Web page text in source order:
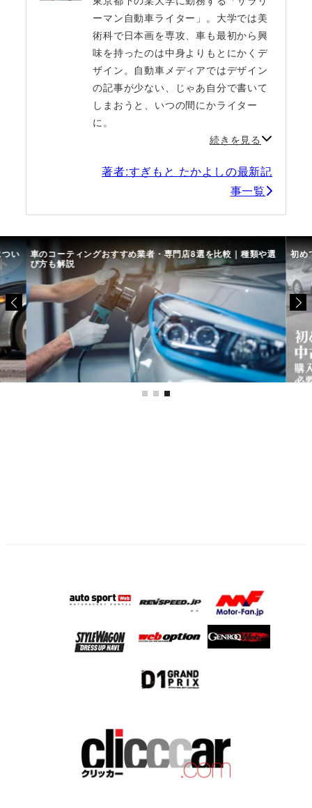
ーマン自動車ライター」。大学では美
術科で日本画を専攻、車も最初から興
味を持ったのは中身よりもとにかくデ
ザイン。自動車メディアではデザイン
の記事が少ない、じゃあ自分で書いて
しまおうと、いつの間にかライター
に。
続きを見る
著者:すぎもと たかよしの最新記
事一覧
選 初めての中古車選び、購入時の流れや必要な書類などについて 中古
て